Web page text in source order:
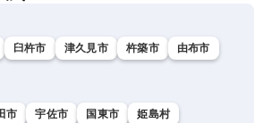
臼杵市 津久見市 杵築市
由布市
市 宇佐市 国東市 姫島村